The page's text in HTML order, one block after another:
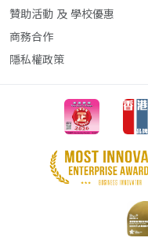
贊助活動 及 學校優惠
商務合作
隱私權政策